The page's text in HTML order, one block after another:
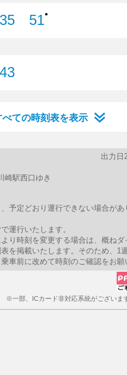
35
51●
43
べての時刻表を表示
出力日
崎駅西口ゆき
予定どおり運行できない場合があ
運行いたします。
り時刻を変更する場合は、概ねダ
を掲載いたします。そのため、1
車前に改めて時刻のご確認をお願
※一部、ICカード非対応系統がございま